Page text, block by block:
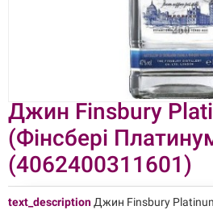
Джин Finsbury
(Фінсбері
(4062400311601)
text_description Джин Finsbury